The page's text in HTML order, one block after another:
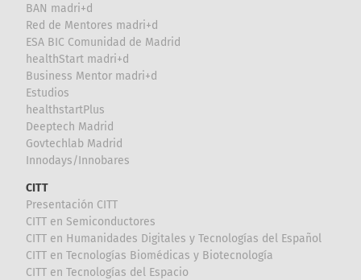
BAN madri+d
Red de Mentores madri+d
ESA BIC Comunidad de Madrid
healthStart madri+d
Business Mentor madri+d
Estudios
healthstartPlus
Deeptech Madrid
Govtechlab Madrid
Innodays/Innobares
CITT
Presentación CITT
CITT en Semiconductores
CITT en Humanidades Digitales y Tecnologías del Español
CITT en Tecnologías Biomédicas y Biotecnología
CITT en Tecnologías del Espacio